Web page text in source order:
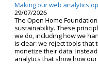
Making our web analytics
29/07/2026
The Open Home
sustainability. These
we do, including how we
is clear: we reject tools that
monetize their data.
analytics that show how